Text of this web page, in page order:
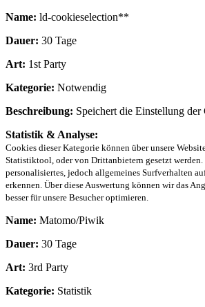
Name: ld-cookieselection**
Dauer: 30 Tage
Art: 1st Party
Kategorie: Notwendig
Beschreibung: Speichert die Einstellung
Statistik & Analyse:
Cookies dieser Kategorie können über unsere
Statistiktool, oder von Drittanbietern gesetzt werden.
personalisiertes, jedoch allgemeines Surfverhalten
erkennen. Über diese Auswertung können wir das
besser für unsere Besucher optimieren.
Name: Matomo/Piwik
Dauer: 30 Tage
Art: 3rd Party
Kategorie: Statistik